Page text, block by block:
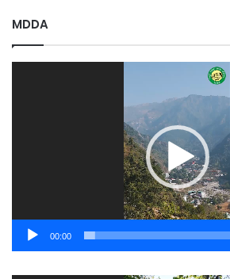
MDDA
00:00